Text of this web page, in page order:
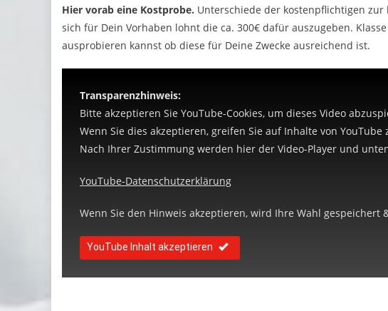
Hier vorab eine Kostprobe. Unterschiede der kostenpflichtigen zur
sich für Dein Vorhaben lohnt die ca. 300€ dafür auszugeben.
ausprobieren kannst ob diese für Deine Zwecke ausreichend ist.
Transparenzhinweis:
Bitte akzeptieren Sie YouTube-Cookies, um dieses Video
Wenn Sie dies akzeptieren, greifen Sie auf Inhalte von
Nach Ihrer Zustimmung werden hier der Video-Player und
YouTube-Datenschutzerklärung
Wenn Sie den Hinweis akzeptieren, wird Ihre Wahl gespeichert
YouTube Inhalt akzeptieren